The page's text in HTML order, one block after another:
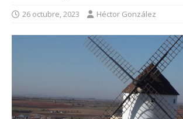
26 octubre, 2023 Héctor González